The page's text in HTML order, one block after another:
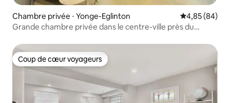
Chambre privée ⋅ Yonge-Eglinton Évaluation
4,85 (84)
Grande chambre privée dans le centre-ville près du
Coup de cœur voyageurs
Coup de cœur voyageurs